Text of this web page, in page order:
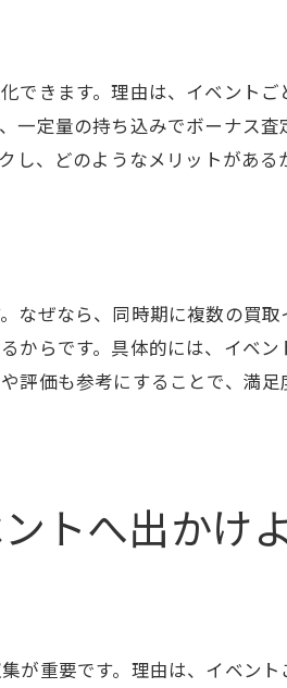
季節ごとの特典を活用する方法
取体験をより楽しむコツ
ントで掘り出し物と買取を満喫
の注目買取イベント情報
取イベントで掘り出し物発見
ト明日のおすすめ活用法
ントで得する参加方法とは
年の買取動向を予測しよう
年の活用法を徹底解説
ントで掘り出し物を見つける
できます。理由は、イベント
一定量の持ち込みでボーナス
、どのようなメリットがある
ぜなら、同時期に複数の買
からです。具体的には、イベ
価も参考にすることで、満
トへ出かけ
重要です。理由は、イベン